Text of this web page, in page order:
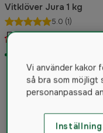
Vitklöver Jura 1 kg
5.0 (1)
159 kr
Vi använder kakor
så bra som
personanpassad